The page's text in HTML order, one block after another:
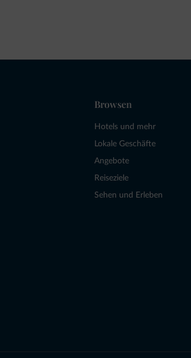
Browsen
Hotels und mehr
Lokale Geschäfte
Angebote
Reiseziele
Sehen und Erleben